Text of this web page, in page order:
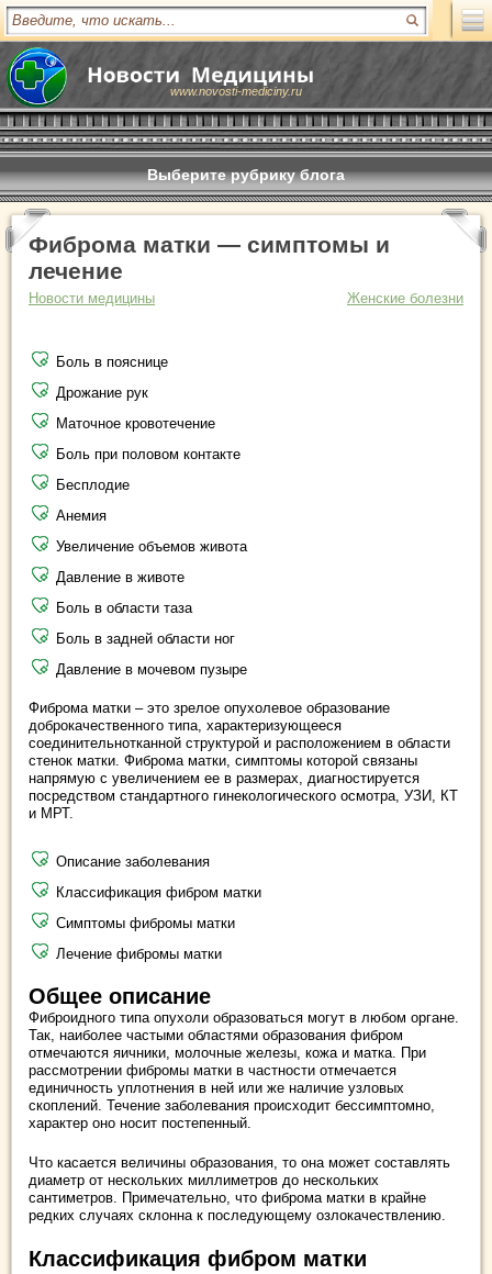
www.novosti-mediciny.ru
Выберите рубрику блога
Фиброма матки — симптомы и
лечение
Новости медицины Женские болезни
Боль в пояснице
Дрожание рук
Маточное кровотечение
Боль при половом контакте
Бесплодие
Анемия
Увеличение объемов живота
Давление в животе
Боль в области таза
Боль в задней области ног
Давление в мочевом пузыре
Фиброма матки – это зрелое опухолевое образование
доброкачественного типа, характеризующееся
соединительнотканной структурой и расположением в области
стенок матки. Фиброма матки, симптомы которой связаны
напрямую с увеличением ее в размерах, диагностируется
посредством стандартного гинекологического осмотра, УЗИ, КТ
и МРТ.
Описание заболевания
Классификация фибром матки
Симптомы фибромы матки
Лечение фибромы матки
Общее описание
Фиброидного типа опухоли образоваться могут в любом органе.
Так, наиболее частыми областями образования фибром
отмечаются яичники, молочные железы, кожа и матка. При
рассмотрении фибромы матки в частности отмечается
единичность уплотнения в ней или же наличие узловых
скоплений. Течение заболевания происходит бессимптомно,
характер оно носит постепенный.
Что касается величины образования, то она может составлять
диаметр от нескольких миллиметров до нескольких
сантиметров. Примечательно, что фиброма матки в крайне
редких случаях склонна к последующему озлокачествлению.
Классификация фибром матки